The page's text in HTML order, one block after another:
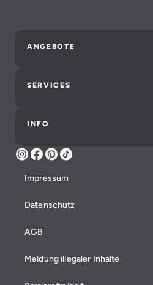
ANGEBOTE
SERVICES
INFO
Instagram
Facebook
Pinterest
Impressum
Datenschutz
AGB
Meldung illegaler Inhalte